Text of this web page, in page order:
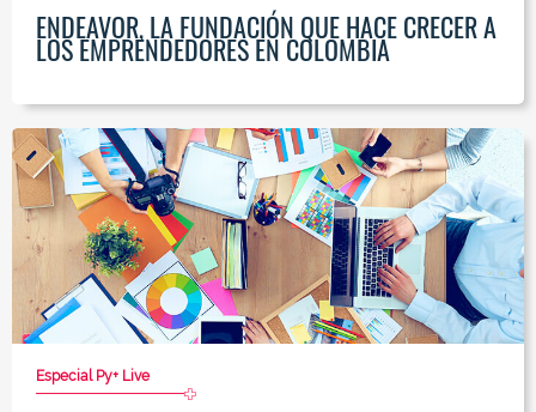
ENDEAVOR, LA FUNDACIÓN QUE HACE CRECER A
LOS EMPRENDEDORES EN COLOMBIA
Especial Py+ Live